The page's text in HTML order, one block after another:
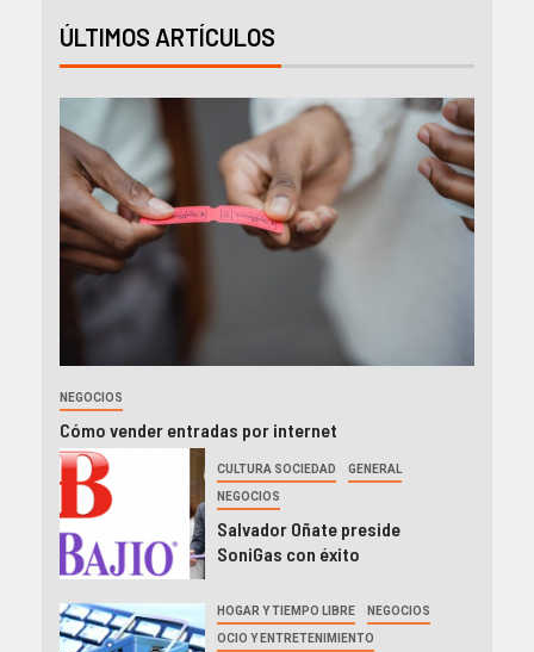
ÚLTIMOS ARTÍCULOS
NEGOCIOS
Cómo vender entradas por internet
CULTURA SOCIEDAD GENERAL
NEGOCIOS
Salvador Oñate preside
SoniGas con éxito
HOGAR Y TIEMPO LIBRE NEGOCIOS
OCIO Y ENTRETENIMIENTO